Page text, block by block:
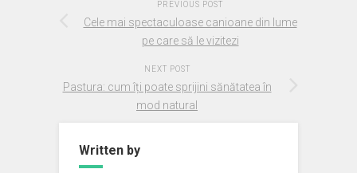
PREVIOUS POST
Cele mai spectaculoase canioane din lume
pe care să le vizitezi
NEXT POST
Pastura: cum îți poate sprijini sănătatea în
mod natural
Written by